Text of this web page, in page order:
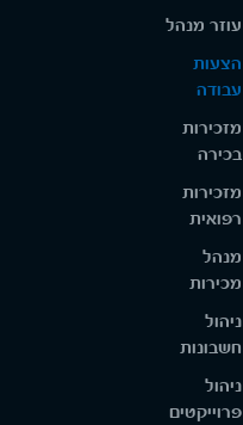
עוזר מנהל
הצעות
עבודה
מזכירות
בכירה
מזכירות
רפואית
מנהל
מכירות
ניהול
חשבונות
ניהול
פרוייקטים